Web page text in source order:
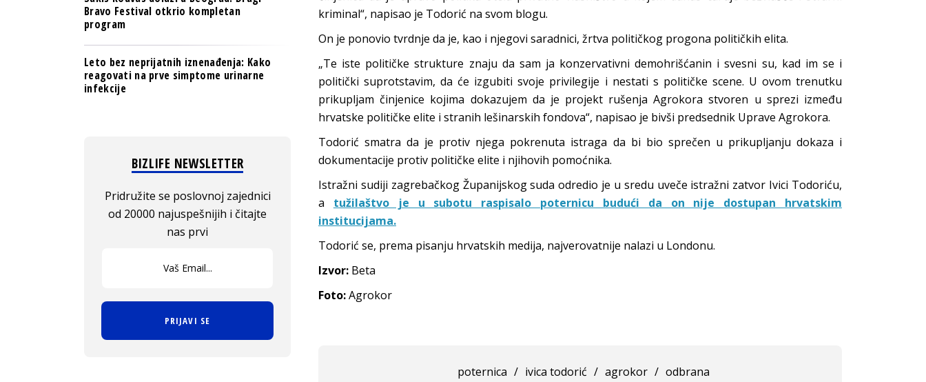
kriminal“, napisao je Todorić na svom blogu.
On je ponovio tvrdnje da je, kao i njegovi saradnici, žrtva političkog progona političkih elita.
„Te iste političke strukture znaju da sam ja konzervativni demohrišćanin i svesni su, kad im se i
politički suprotstavim, da će izgubiti svoje privilegije i nestati s političke scene. U ovom trenutku
prikupljam činjenice kojima dokazujem da je projekt rušenja Agrokora stvoren u sprezi između
hrvatske političke elite i stranih lešinarskih fondova“, napisao je bivši predsednik Uprave Agrokora.
Todorić smatra da je protiv njega pokrenuta istraga da bi bio sprečen u prikupljanju dokaza i
dokumentacije protiv političke elite i njihovih pomoćnika.
Istražni sudiji zagrebačkog Županijskog suda odredio je u sredu uveče istražni zatvor Ivici Todoriću,
a tužilaštvo je u subotu raspisalo poternicu budući da on nije dostupan hrvatskim
institucijama.
Todorić se, prema pisanju hrvatskih medija, najverovatnije nalazi u Londonu.
Izvor: Beta
Foto:Agrokor
poternica / ivica todorić / agrokor / odbrana
Bravo Festival otkrio kompletan
program
Leto bez neprijatnih iznenađenja: Kako
reagovati na prve simptome urinarne
infekcije
BIZLIFE NEWSLETTER
Pridružite se poslovnoj zajednici
od 20000 najuspešnijih i čitajte
nas prvi
PRIJAVI SE